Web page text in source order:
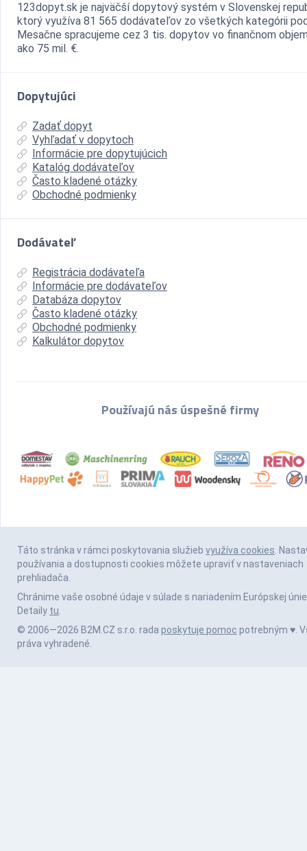
123dopyt.sk je najväčší dopytový systém v Slovenskej
ktorý využíva 81 565 dodávateľov zo všetkých kategórii
Mesačne spracujeme cez 3 tis. dopytov vo finančnom
ako 75 mil. €.
Dopytujúci
Zadať dopyt
Vyhľadať v dopytoch
Informácie pre dopytujúcich
Katalóg dodávateľov
Často kladené otázky
Obchodné podmienky
Dodávateľ
Registrácia dodávateľa
Informácie pre dodávateľov
Databáza dopytov
Často kladené otázky
Obchodné podmienky
Kalkulátor dopytov
Používajú nás úspešné firmy
Táto stránka v rámci poskytovania služieb využíva cookies.
používania a dostupnosti cookies môžete upraviť v nastaveniach
prehliadača.
Chránime vaše osobné údaje v súlade s nariadením Európskej únie
Detaily tu.
© 2006—2026 B2M.CZ s.r.o. rada poskytuje pomoc potrebným ♥️.
práva vyhradené.